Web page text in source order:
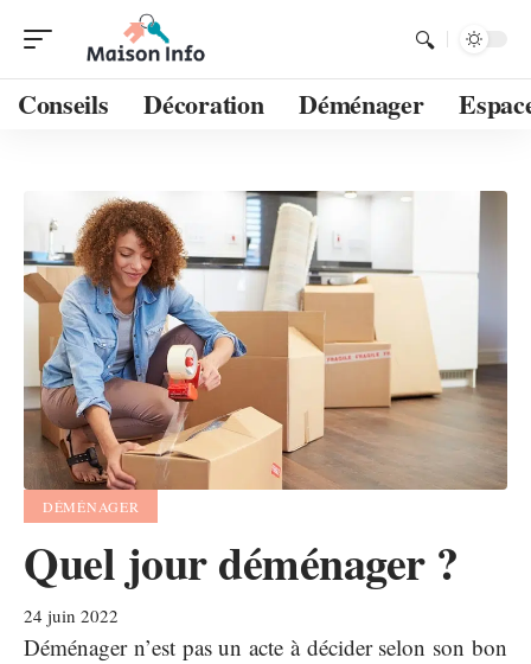
Conseils Décoration Déménager
DÉMÉNAGER
Quel jour déménager ?
24 juin 2022
Déménager n’est pas un acte à décider selon son bon